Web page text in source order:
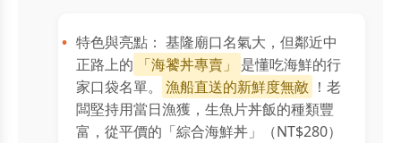
特色與亮點： 基隆廟口名氣大，但鄰近中
正路上的
「海饕丼專賣」
是懂吃海鮮的行
家口袋名單。
漁船直送的新鮮度無敵 ！老
闆堅持用當日漁獲，生魚片丼飯的種類豐
富，從平價的「綜合海鮮丼」（NT$280）